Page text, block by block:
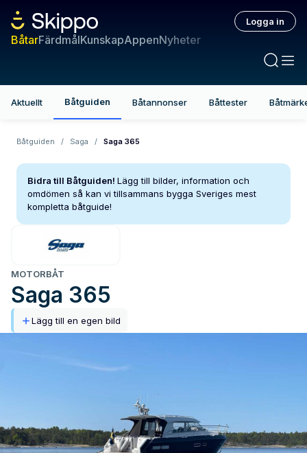
BåtarFärdmålKunskapAppenNyheter
Logga in
Aktuellt Båtguiden Båtannonser Båttester
Båtguiden / Saga / Saga 365
Bidra till Båtguiden! Lägg till bilder, information och
omdömen så kan vi tillsammans bygga Sveriges mest
kompletta båtguide!
MOTORBÅT
Saga 365
Lägg till en egen bild